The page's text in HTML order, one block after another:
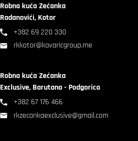
Robna kuća Zećanka
Radanovići, Kotor
+382 69 220 330
rkkotor@kavaricgroup.me
Robna kuća Zećanka
Exclusive, Barutana - Podgorica
+382 67 176 466
rkzecankaexclusive@gmail.com